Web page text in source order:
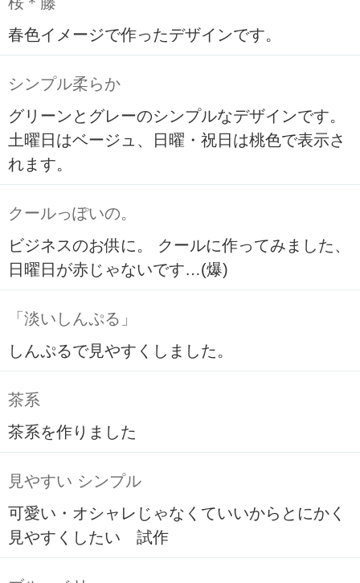
春色イメージで作ったデザインです。
シンプル柔らか
グリーンとグレーのシンプルなデザインです。
土曜日はベージュ、日曜・祝日は桃色で表示さ
れます。
クールっぽいの。
ビジネスのお供に。 クールに作ってみました、
日曜日が赤じゃないです…(爆)
「淡いしんぷる」
しんぷるで見やすくしました。
茶系
茶系を作りました
見やすい シンプル
可愛い・オシャレじゃなくていいからとにかく
見やすくしたい 試作